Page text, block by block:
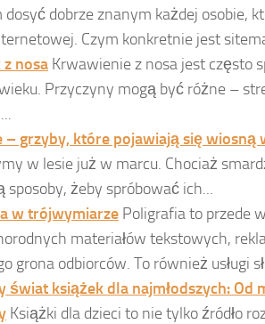
dosyć dobrze znanym każdej osobie,
Czym konkretnie jest
nosa Krwawienie z nosa jest często
Przyczyny mogą być różne –
– grzyby, które pojawiają się wiosną
w lesie już w marcu. Chociaż
sposoby, żeby spróbować ich...
w trójwymiarze Poligrafia to przede
materiałów tekstowych,
grona odbiorców. To również usługi
świat książek dla najmłodszych: Od
Książki dla dzieci to nie tylko źródło